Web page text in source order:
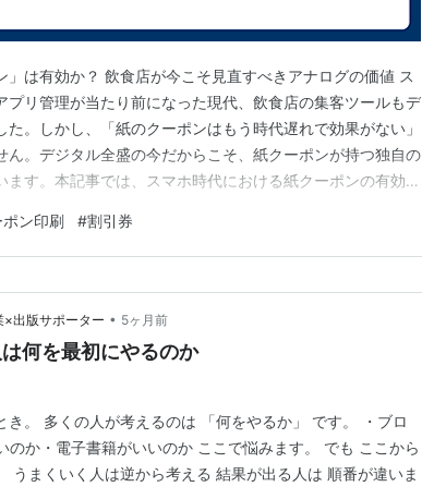
」は有効か？ 飲食店が今こそ見直すべきアナログの価値 ス
プリ管理が当たり前になった現代、飲食店の集客ツールもデ
。しかし、「紙のクーポンはもう時代遅れで効果がない」
ん。デジタル全盛の今だからこそ、紙クーポンが持つ独自の
ます。本記事では、スマホ時代における紙クーポンの有効性
ない、紙媒体ならではのメリットが大きく3つあります。 *
効果 スマートフ…
ポン印刷 #割引券
出版サポーター • 5ヶ月前
何を最初にやるのか
き。 多くの人が考えるのは 「何をやるか」 です。 ・ブロ
のか・電子書籍がいいのか ここで悩みます。 でも ここから
うまくいく人は逆から考える 結果が出る人は 順番が違いま